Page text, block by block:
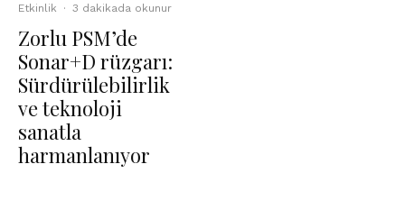
Etkinlik · 3 dakikada okunur
Zorlu PSM’de
Sonar+D rüzgarı:
Sürdürülebilirlik
ve teknoloji
sanatla
harmanlanıyor